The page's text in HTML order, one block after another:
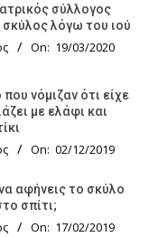
σύλλογος
σκύλος λόγω του ιού
On: 19/03/2020
νόμιζαν ότι είχε
με ελάφι και
On: 02/12/2019
αφήνεις το σκύλο
σπίτι;
On: 17/02/2019